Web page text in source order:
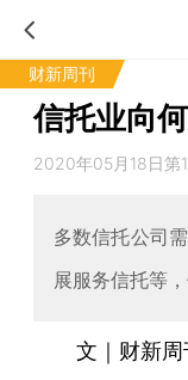
财新周刊
信托业向
2020年05月18日第
多数信托公司
展服务信托等
文｜财新